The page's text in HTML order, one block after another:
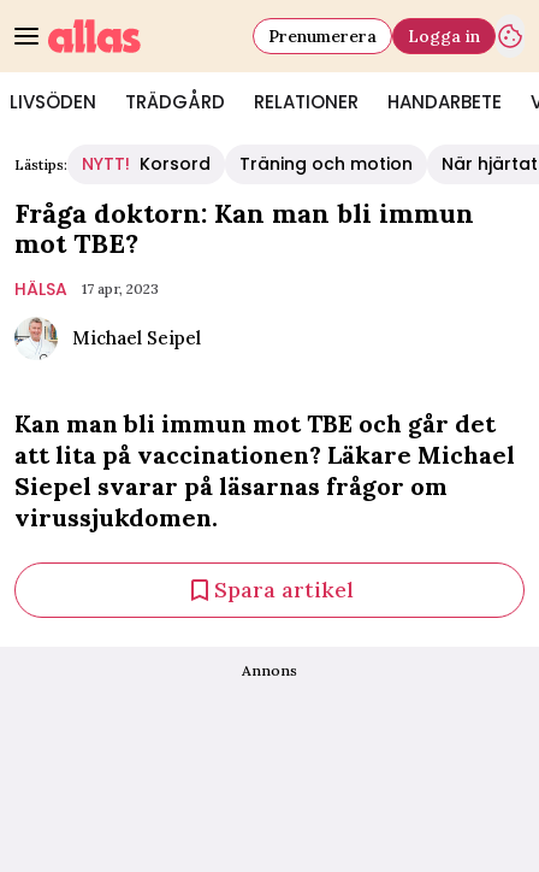
LIVSÖDEN TRÄDGÅRD RELATIONER HANDARBETE
Prenumerera Logga in
Lästips: NYTT! Korsord Träning och motion När
Fråga doktorn: Kan man bli immun
mot TBE?
HÄLSA 17 apr, 2023
Michael Seipel
Kan man bli immun mot TBE och går det
att lita på vaccinationen? Läkare Michael
Siepel svarar på läsarnas frågor om
virussjukdomen.
Spara artikel
Annons